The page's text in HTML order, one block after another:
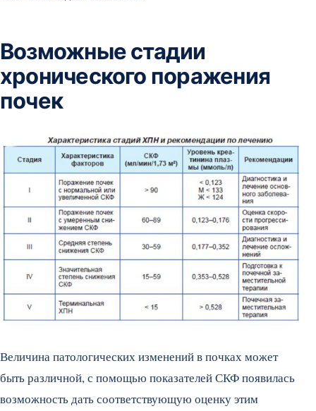
Возможные стадии
хронического поражения
почек
Величина патологических изменений в почках может
быть различной, с помощью показателей СКФ появилась
возможность дать соответствующую оценку этим